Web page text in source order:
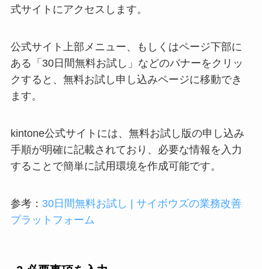
式サイトにアクセスします。
公式サイト上部メニュー、もしくはページ下部に
ある「30日間無料お試し」などのバナーをクリッ
クすると、無料お試し申し込みページに移動でき
ます。
kintone公式サイトには、無料お試し版の申し込み
手順が明確に記載されており、必要な情報を入力
することで簡単に試用環境を作成可能です。
参考： 30日間無料お試し | サイボウズの業務改善
プラットフォーム